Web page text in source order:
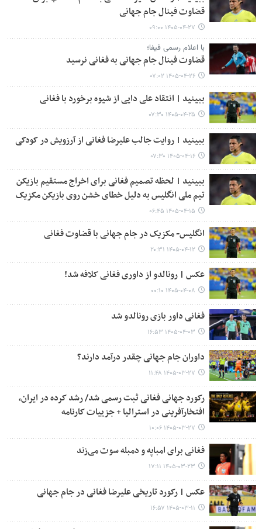
قضاوت فینال جام جهانی
۱۴۰۵-۰۴-۲۷ ۰۹:۰۰
با اعلام رسمی فیفا؛
قضاوت فینال جام جهانی به فغانی نرسید
۱۴۰۵-۰۴-۲۶ ۰۷:۰۲
ببینید | انتقاد علی دایی از شیوه برخورد با فغانی
۱۴۰۵-۰۴-۲۵ ۰۷:۳۰
ببینید | روایت جالب علیرضا فغانی از آرزویش در کودکی
۱۴۰۵-۰۴-۱۶ ۰۷:۳۰
ببینید | لحظه تصمیم فغانی برای اخراج مستقیم بازیکن
تیم ملی انگلیس به دلیل خطای خشن روی بازیکن مکزیک
۱۴۰۵-۰۴-۱۵ ۰۶:۴۵
انگلیس- مکزیک در جام جهانی با قضاوت فغانی
۱۴۰۵-۰۴-۱۲ ۲۰:۳۱
عکس | رونالدو از داوری فغانی کلافه شد!
۱۴۰۵-۰۴-۰۸ ۰۰:۱۰
فغانی داور بازی رونالدو شد
۱۴۰۵-۰۴-۰۳ ۱۶:۵۳
داوران جام جهانی چقدر درآمد دارند؟
۱۴۰۵-۰۳-۲۷ ۱۱:۴۸
رکورد جهانی فغانی ثبت رسمی شد/ رشد کرده در ایران،
افتخارآفرینی در استرالیا + جزییات کارنامه
۱۴۰۵-۰۳-۲۷ ۱۰:۰۶
فغانی برای امباپه و دمبله سوت می‌زند
۱۴۰۵-۰۳-۲۳ ۱۷:۱۱
عکس | رکورد تاریخی علیرضا فغانی در جام جهانی
۱۴۰۵-۰۳-۱۱ ۱۶:۵۷